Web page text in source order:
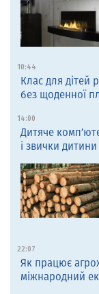
10:44
Клас для дітей
без щоденної
14:00
Дитяче
і звички дитини
22:07
Як працює
міжнародний